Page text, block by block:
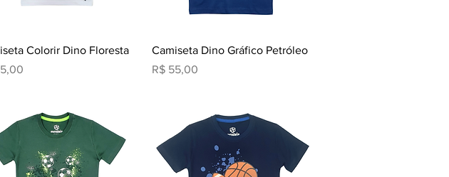
Visualização rápida
Colorir Dino Floresta
Visualização rápida
Camiseta Dino Gráfico Petróleo
Preço
R$ 55,00